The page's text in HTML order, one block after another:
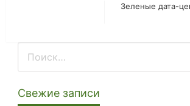
Зеленые дата-
Свежие записи